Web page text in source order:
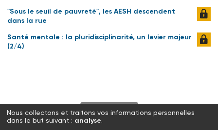
"Sous le seuil de pauvreté", les AESH descendent
dans la rue
Santé mentale : la pluridisciplinarité, un levier majeur
(2/4)
S'abonner
Nous collectons et traitons vos informations personnelles
dans le but suivant : analyse.